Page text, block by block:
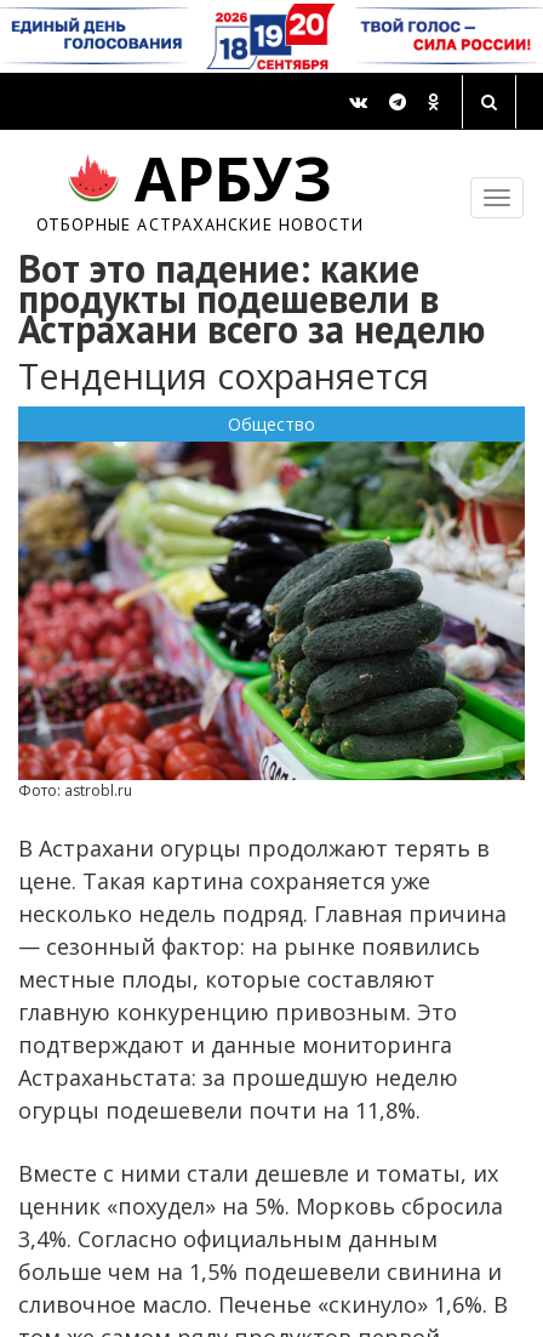
АРБУЗ
ОТБОРНЫЕ АСТРАХАНСКИЕ НОВОСТИ
Вот это падение: какие
продукты подешевели в
Астрахани всего за неделю
Тенденция сохраняется
Общество
Фото: astrobl.ru
В Астрахани огурцы продолжают терять в
цене. Такая картина сохраняется уже
несколько недель подряд. Главная причина
— сезонный фактор: на рынке появились
местные плоды, которые составляют
главную конкуренцию привозным. Это
подтверждают и данные мониторинга
Астраханьстата: за прошедшую неделю
огурцы подешевели почти на 11,8%.
Вместе с ними стали дешевле и томаты, их
ценник «похудел» на 5%. Морковь сбросила
3,4%. Согласно официальным данным
больше чем на 1,5% подешевели свинина и
сливочное масло. Печенье «скинуло» 1,6%. В